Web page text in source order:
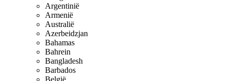
Argentinië
Armenië
Australië
Azerbeidzjan
Bahamas
Bahrein
Bangladesh
Barbados
België